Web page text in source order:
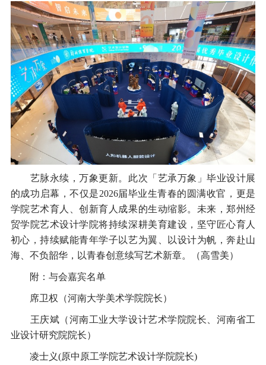
艺脉永续，万象更新。此次「艺承万象」毕业设计展
的成功启幕，不仅是2026届毕业生青春的圆满收官，更是
学院艺术育人、创新育人成果的生动缩影。未来，郑州经
贸学院艺术设计学院将持续深耕美育建设，坚守匠心育人
初心，持续赋能青年学子以艺为翼、以设计为帆，奔赴山
海、不负韶华，以青春创意续写艺术新章。（高雪美）
附：与会嘉宾名单
席卫权（河南大学美术学院院长）
王庆斌（河南工业大学设计艺术学院院长、河南省工
业设计研究院院长）
凌士义(原中原工学院艺术设计学院院长)